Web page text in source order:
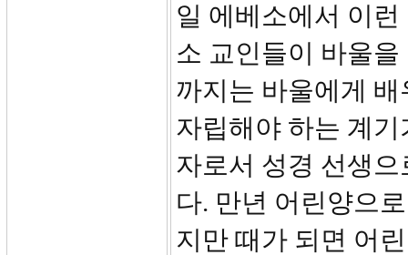
일 에베소에서 이
소 교인들이 바울
까지는 바울에게
자립해야 하는 계
자로서 성경 선생
다. 만년 어린양으
지만 때가 되면 어